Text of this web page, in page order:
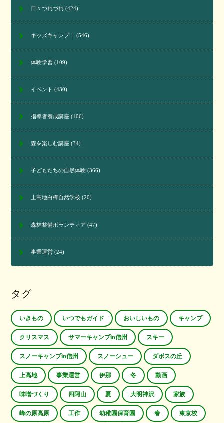
日々つれづれ(424)
キッズキャンプ！ (546)
体験学習 (109)
イベント (430)
指導者養成講座(106)
森を楽しむ講座(34)
子どもたちの自然体験(366)
上高地白樺自然学校(20)
森林整備ボランティア (47)
事業運営(24)
タグ
いきもの いつでもガイド おいしいもの キャンプ
クリスマス サマーキャンプin信州 スキー
スノーキャンプin信州 スノーシュー ダボスの丘
上高地 事業運営 伊那 冬 動画
味噌づくり 四阿山 夏 大明神沢 家族
峰の原高原 工作 幼稚園保育園 春 東京校